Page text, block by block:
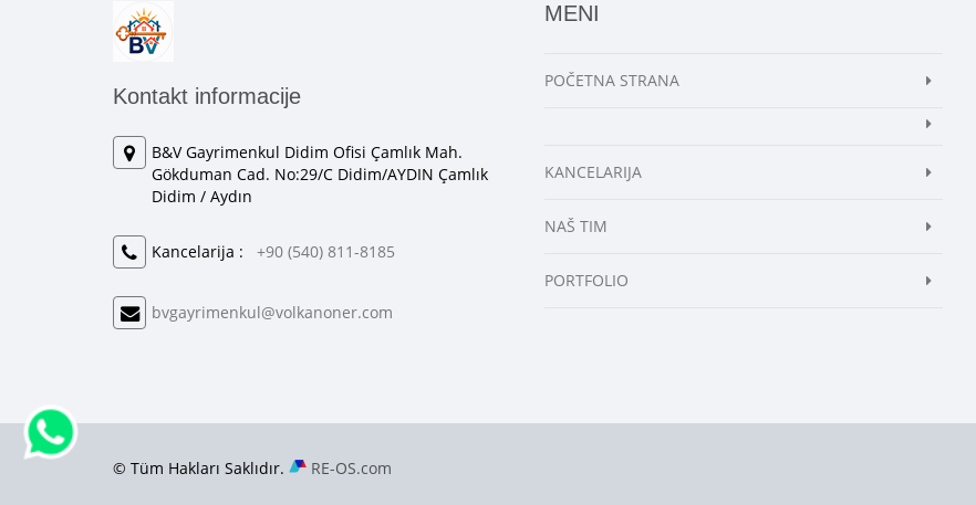
Kontakt informacije
B&V Gayrimenkul Didim Ofisi Çamlık Mah.
Gökduman Cad. No:29/C Didim/AYDIN Çamlık
Didim / Aydın
Kancelarija : +90 (540) 811-8185
bvgayrimenkul@volkanoner.com
MENI
POČETNA STRANA
KANCELARIJA
NAŠ TIM
PORTFOLIO
© Tüm Hakları Saklıdır. RE-OS.com